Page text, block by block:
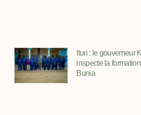
Ituri : le gouverneur
inspecte la
Bunia